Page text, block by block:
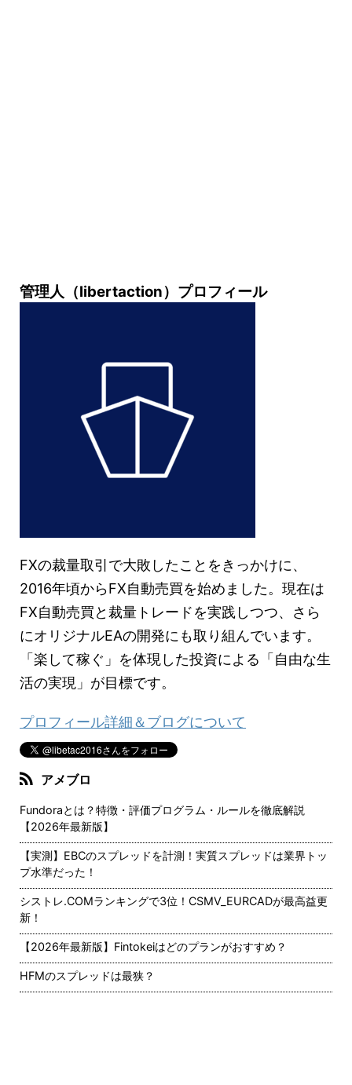
管理人（libertaction）プロフィール
FXの裁量取引で大敗したことをきっかけに、
2016年頃からFX自動売買を始めました。現在は
FX自動売買と裁量トレードを実践しつつ、さら
にオリジナルEAの開発にも取り組んでいます。
「楽して稼ぐ」を体現した投資による「自由な生
活の実現」が目標です。
プロフィール詳細＆ブログについて
アメブロ
Fundoraとは？特徴・評価プログラム・ルールを徹底解説
【2026年最新版】
【実測】EBCのスプレッドを計測！実質スプレッドは業界トッ
プ水準だった！
シストレ.COMランキングで3位！CSMV_EURCADが最高益更
新！
【2026年最新版】Fintokeiはどのプランがおすすめ？
HFMのスプレッドは最狭？